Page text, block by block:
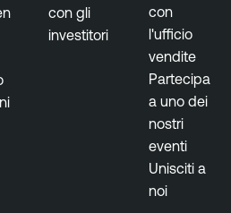
con gli
investitori
con
l'ufficio
vendite
Partecipa
a uno dei
nostri
eventi
Unisciti a
noi